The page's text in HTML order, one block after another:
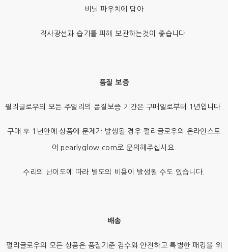
비닐 파우치에 담아
직사광선과 습기를 피해 보관하는것이 좋습니다.
품질 보증
펄리글로우의 모든 주얼리의 품질보증 기간은 구매일로부터 1년입니다.
구매 후 1년안에 상품에 문제가 발생될 경우 펄리글로우의 온라인스토
어 pearlyglow.com로 문의해주십시요.
수리의 난이도에 따라 별도의 비용이 발생될 수도 있습니다.
배송
펄리글로우의 모든 상품은 품질기준 검수와 안전하고 특별한 패킹을 위